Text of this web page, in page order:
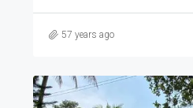
57 years ago